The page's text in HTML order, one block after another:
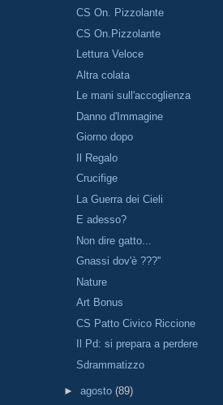
CS On. Pizzolante
CS On.Pizzolante
Lettura Veloce
Altra colata
Le mani sull'accoglienza
Danno d'Immagine
Giorno dopo
Il Regalo
Crucifige
La Guerra dei Cieli
E adesso?
Non dire gatto...
Gnassi dov'è ???''
Nature
Art Bonus
CS Patto Civico Riccione
Il Pd: si prepara a perdere
Sdrammatizzo
► agosto (89)